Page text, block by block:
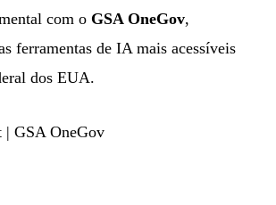
com o GSA OneGov,
ferramentas de IA mais acessíveis
dos EUA.
| GSA OneGov